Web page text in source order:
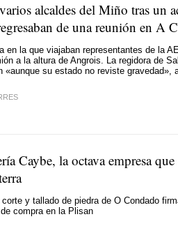
alcaldes del Miño tras un
de una reunión en A
en la que viajaban representantes de la
a la altura de Angrois. La regidora de
«aunque su estado no reviste gravedad»,
Caybe, la octava empresa
y tallado de piedra de O Condado
compra en la Plisan